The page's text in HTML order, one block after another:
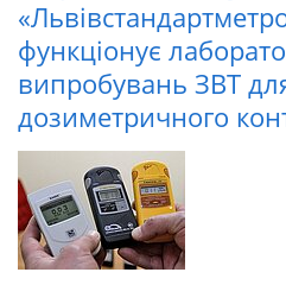
функціонує
випробувань ЗВТ
дозиметричного